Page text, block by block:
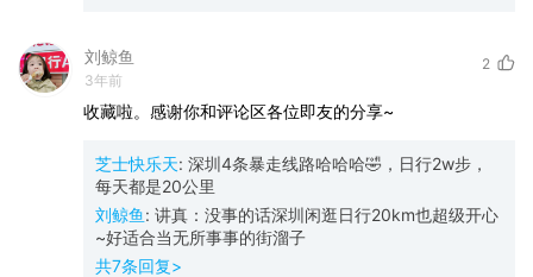
刘鲸鱼
3年前
2
收藏啦。感谢你和评论区各位即友的分享~
芝士快乐天: 深圳4条暴走线路哈哈哈🤣，日行2w步，
每天都是20公里
刘鲸鱼: 讲真：没事的话深圳闲逛日行20km也超级开心
~好适合当无所事事的街溜子
共7条回复>